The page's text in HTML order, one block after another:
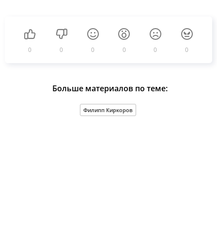
0 0 0 0 0 0
Больше материалов по теме:
Филипп Киркоров